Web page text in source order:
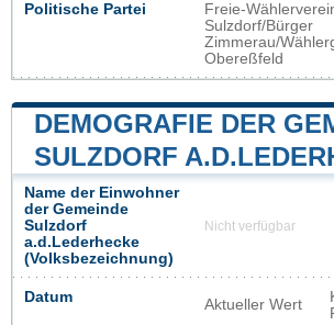
Politische Partei
Freie-
Sulzdorf/Bürger
Zimmerau/
Obereßfeld
DEMOGRAFIE DER
SULZDORF
Name der Einwohner
der Gemeinde
Sulzdorf
a.d.Lederhecke
(Volksbezeichnung)
Nicht verfügbar
Datum Aktueller Wert